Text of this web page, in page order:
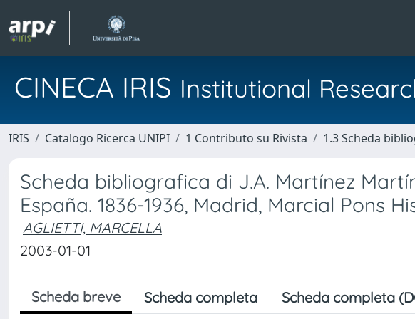
CINECA IRIS Institutional
IRIS Catalogo Ricerca UNIPI 1 Contributo su Rivista 1.3 Scheda
Scheda bibliografica di J.A. Martínez
España. 1836-1936, Madrid, Marcial Pons
AGLIETTI, MARCELLA
2003-01-01
Scheda breve Scheda completa Scheda completa